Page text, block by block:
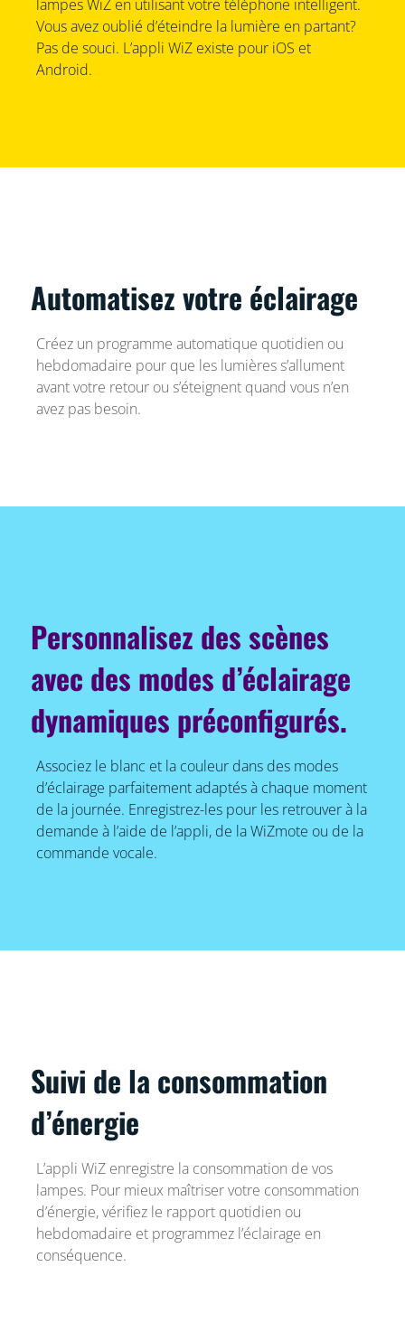
lampes WiZ en utilisant votre téléphone intelligent.
Vous avez oublié d’éteindre la lumière en partant?
Pas de souci. L’appli WiZ existe pour iOS et
Android.
Automatisez votre éclairage
Créez un programme automatique quotidien ou
hebdomadaire pour que les lumières s’allument
avant votre retour ou s’éteignent quand vous n’en
avez pas besoin.
Personnalisez des scènes
avec des modes d’éclairage
dynamiques préconfigurés.
Associez le blanc et la couleur dans des modes
d’éclairage parfaitement adaptés à chaque moment
de la journée. Enregistrez-les pour les retrouver à la
demande à l’aide de l’appli, de la WiZmote ou de la
commande vocale.
Suivi de la consommation
d’énergie
L’appli WiZ enregistre la consommation de vos
lampes. Pour mieux maîtriser votre consommation
d’énergie, vérifiez le rapport quotidien ou
hebdomadaire et programmez l’éclairage en
conséquence.